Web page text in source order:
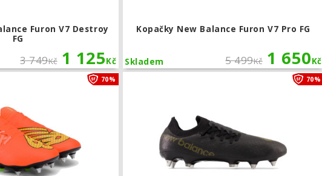
Furon V7 Destroy
FG
3 749Kč 1 125Kč
Kopačky New Balance Furon V7 Pro FG
5 499Kč 1 650Kč
Skladem
70% 70%